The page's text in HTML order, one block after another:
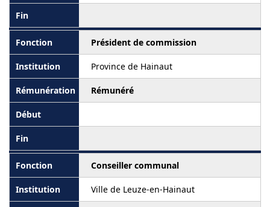
Président de commission
Province de Hainaut
Rémunéré
Conseiller communal
Ville de Leuze-en-Hainaut